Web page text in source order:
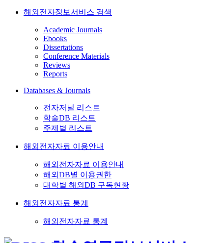
해외전자정보서비스 검색
Academic Journals
Ebooks
Dissertations
Conference Materials
Reviews
Reports
Databases & Journals
전자저널 리스트
학술DB 리스트
주제별 리스트
해외전자자료 이용안내
해외전자자료 이용안내
해외DB별 이용권한
대학별 해외DB 구독현황
해외전자자료 통계
해외전자자료 통계